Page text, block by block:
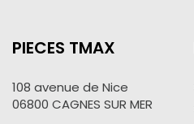
PIECES TMAX
108 avenue de Nice
06800 CAGNES SUR MER